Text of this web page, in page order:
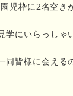
児枠に2名空き
学にいらっしゃ
同皆様に会える